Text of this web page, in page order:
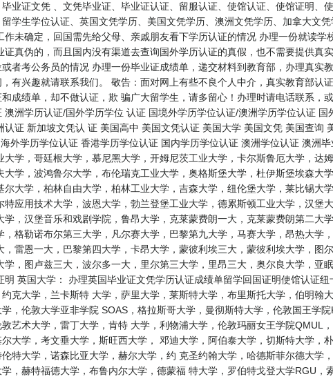
业证文凭 、文凭毕业证、毕业证认证、留服认证、使馆认证、使馆证明、
学生学位认证、英国文凭学历、美国文凭学历、澳洲文凭学历、加拿大文
作未确定，回国需先给父母、亲戚朋友看下学历认证的情况 办理一份就读
证真伪的，而且国内没有渠道去查询国外学历认证的真假，也不需要提供真
者考公务员的情况 办理一份毕业证成绩单，递交材料到教育部，办理真实
有兴趣就请联系我们。 敬告：面对网上有些不良个人中介，真实教育部认
成绩单，却不做认证，欺 骗广大留学生，请多留心！办理时请电话联系，
澳洲学历认证/国外学历学位 认证 国境外学历学位认证/澳洲学历学位认证
认证 新加坡文凭认 证 美国高中 美国文凭认证 美国大学 美国文凭 美国查询
外学历学位认证 香港学历学位认证 国内学历学位认证 澳洲学位认证 澳洲
学，哥廷根大学，慕尼黑大学，开姆尼茨工业大学，卡尔斯鲁厄大学，达
大学，波鸿鲁尔大学，布伦瑞克工业大学，奥格斯堡大学，杜伊斯堡埃森大
尔大学，柏林自由大学，柏林工业大学，吉森大学，纽伦堡大学，莱比锡大
应用技术大学，波恩大学，勃兰登堡工业大学，德累斯顿工业大学，汉堡
，汉堡音乐和戏剧学院，鲁昂大学，克莱蒙费朗一大，克莱蒙费朗第二大
，格勒诺布尔第三大学，凡尔赛大学，巴黎第九大学，马赛大学，昂热大学
雷恩一大，巴黎第四大学，卡昂大学，蒙彼利埃三大，蒙彼利埃大学，图
学，图卢兹三大，波尔多一大，里尔第三大学，里昂三大，奥尔良大学，亚
明 英国大学： 办理英国毕业证文凭学历认证成绩单留学回国证明使馆认证
克大学，兰卡斯特 大学，萨里大学，莱斯特大学，布里斯托大学，伯明翰
，伦敦大学亚非学院 SOAS，格拉斯哥大学，曼彻斯特大学，伦敦国王学
艺术大学，雷丁大学，肯特 大学，利物浦大学，伦敦玛丽女王学院QMUL
大学，考文垂大学，斯旺西大学， 邓迪大学，阿伯泰大学，切斯特大学，
特大学，诺森比亚大学，赫尔大学，约 克圣约翰大学，哈德斯菲尔德大学
，赫特福德大学，布鲁内尔大学，德蒙福 特大学，罗伯特戈登大学RGU，